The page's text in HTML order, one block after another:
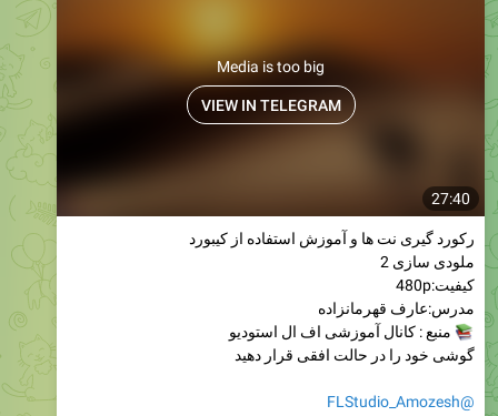
27:40
Media is too big
VIEW IN TELEGRAM
رکورد گیری نت ها و آموزش استفاده از کیبورد
ملودی سازی 2
کیفیت:480p
مدرس:عارف قهرمانزاده
منبع : کانال آموزشی اف ال استودیو
گوشی خود را در حالت افقی قرار دهید
@FLStudio_Amozesh